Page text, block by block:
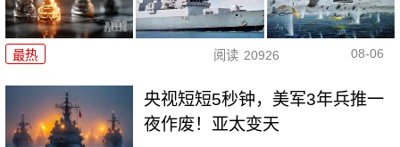
最热 阅读 20926 08-06
央视短短5秒钟，美军3年兵推一
夜作废！亚太变天